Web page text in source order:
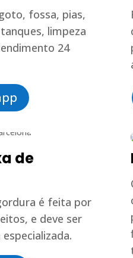
fossa, pias,
limpeza
24
de
é feita por
e deve ser